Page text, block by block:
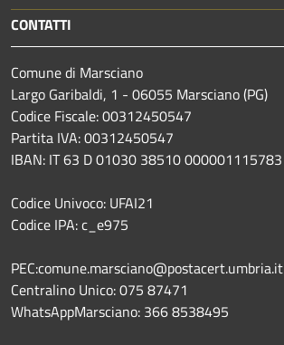
CONTATTI
Comune di Marsciano
Largo Garibaldi, 1 - 06055 Marsciano (PG)
Codice Fiscale: 00312450547
Partita IVA: 00312450547
IBAN: IT 63 D 01030 38510 000001115783
Codice Univoco: UFAI21
Codice IPA: c_e975
PEC:comune.marsciano@postacert.umbria.it
Centralino Unico: 075 87471
WhatsAppMarsciano: 366 8538495